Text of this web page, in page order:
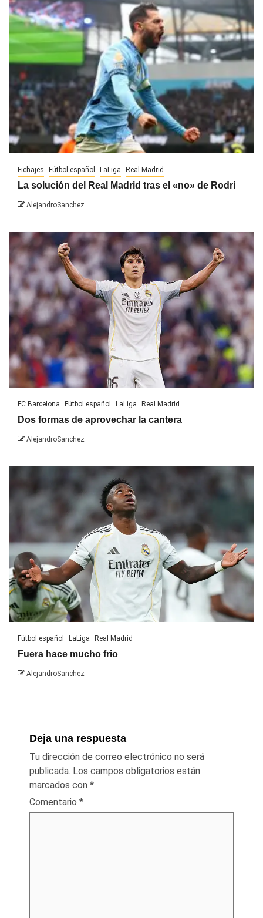
Fichajes Fútbol español LaLiga Real Madrid
La solución del Real Madrid tras el «no» de Rodri
AlejandroSanchez
FC Barcelona Fútbol español LaLiga Real Madrid
Dos formas de aprovechar la cantera
AlejandroSanchez
Fútbol español LaLiga Real Madrid
Fuera hace mucho frio
AlejandroSanchez
Deja una respuesta
Tu dirección de correo electrónico no será
publicada. Los campos obligatorios están
marcados con *
Comentario *